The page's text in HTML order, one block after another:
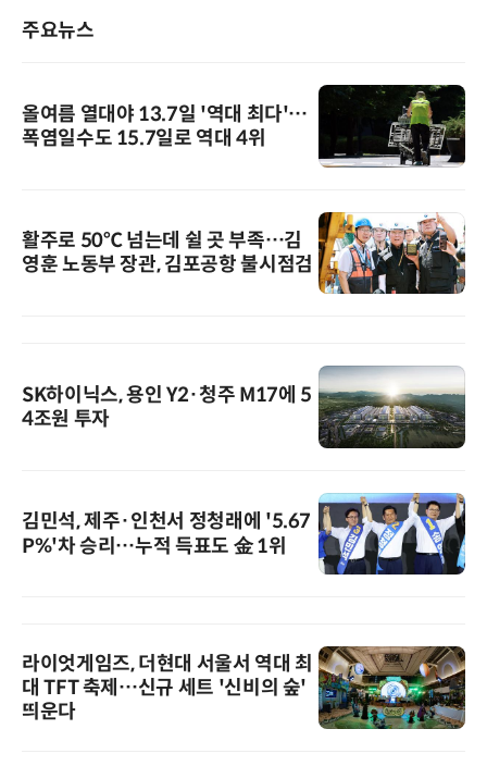
주요뉴스
올여름 열대야 13.7일 '역대 최다'…
폭염일수도 15.7일로 역대 4위
활주로 50℃ 넘는데 쉴 곳 부족…김
영훈 노동부 장관, 김포공항 불시점검
SK하이닉스, 용인 Y2·청주 M17에 5
4조원 투자
김민석, 제주·인천서 정청래에 '5.67
P%'차 승리…누적 득표도 金 1위
라이엇게임즈, 더현대 서울서 역대 최
대 TFT 축제…신규 세트 '신비의 숲'
띄운다